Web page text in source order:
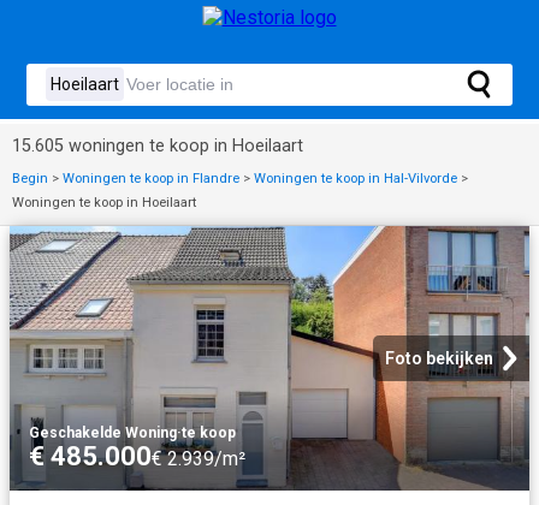
15.605 woningen te koop in Hoeilaart
Begin > Woningen te koop in Flandre > Woningen te koop in Hal-Vilvorde >
Woningen te koop in Hoeilaart
Foto bekijken
Geschakelde Woning·te koop
€ 485.000€ 2.939/m²